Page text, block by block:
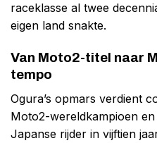
raceklasse al twee
eigen land snakte.
Van Moto2-titel naar
tempo
Ogura’s opmars verdient
Moto2-wereldkampioen
Japanse rijder in vijftien